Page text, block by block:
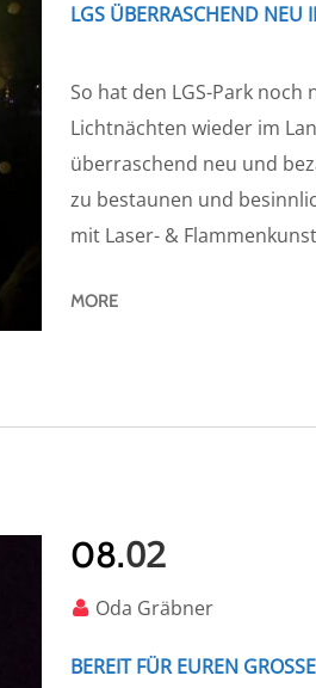
LGS ÜBERRASCHEND NEU
So hat den LGS-Park noch
Lichtnächten wieder im
überraschend neu und
zu bestaunen und
mit Laser- &
MORE
08.02
Oda Gräbner
BEREIT FÜR EUREN